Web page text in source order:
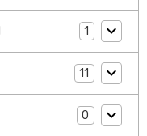
1
11
0